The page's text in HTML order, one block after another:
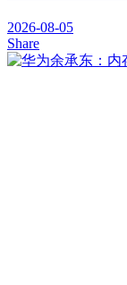
2026-08-05
Share